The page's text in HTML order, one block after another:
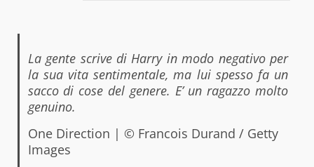
La gente scrive di Harry in modo negativo per
la sua vita sentimentale, ma lui spesso fa un
sacco di cose del genere. E’ un ragazzo molto
genuino.
One Direction | © Francois Durand / Getty
Images